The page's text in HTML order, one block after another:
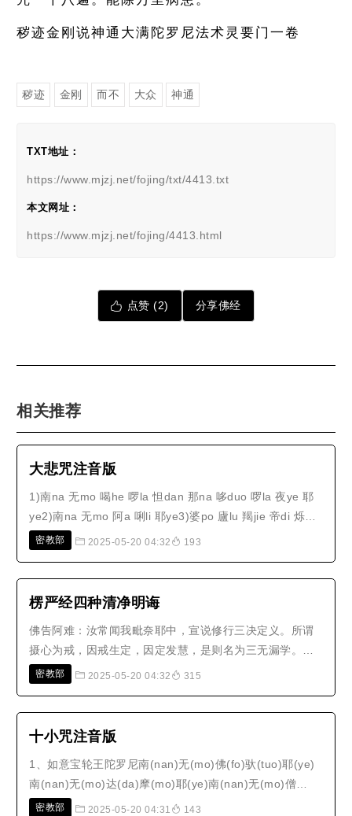
秽迹金刚说神通大满陀罗尼法术灵要门一卷
秽迹 金刚 而不 大众 神通
TXT地址：
https://www.mjzj.net/fojing/txt/4413.txt
本文网址：
https://www.mjzj.net/fojing/4413.html
点赞 (2) 分享佛经
相关推荐
大悲咒注音版
1)南na 无mo 喝he 啰la 怛dan 那na 哆duo 啰la 夜ye 耶
ye2)南na 无mo 阿a 唎li 耶ye3)婆po 廬lu 羯jie 帝di 烁
shuo 鉢bo 啰la 耶ye4)菩pu 提ti 蕯sa 埵duo 婆po 耶ye5)
怛dan 那na 怛dan..
密教部 2025-05-20 04:32 193
楞严经四种清净明诲
佛告阿难：汝常闻我毗奈耶中，宣说修行三决定义。所谓
摄心为戒，因戒生定，因定发慧，是则名为三无漏学。阿
难，云何摄心，我名为戒？若诸世界六道众生其心不淫，
品魔王，中品魔民，下品魔女。彼..
密教部 2025-05-20 04:32 315
十小咒注音版
1、如意宝轮王陀罗尼南(nan)无(mo)佛(fo)驮(tuo)耶(ye)
南(nan)无(mo)达(da)摩(mo)耶(ye)南(nan)无(mo)僧
(seng)伽(qie)耶(ye)南(nan)无(mo)观(guan)自(zi)在(zai)
密教部 2025-05-20 04:31 143